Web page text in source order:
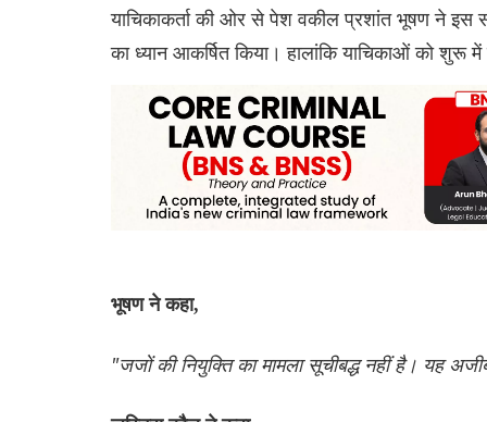
याचिकाकर्ता की ओर से पेश वकील प्रशांत भूषण ने
का ध्यान आकर्षित किया। हालांकि याचिकाओं को शुरू
भूषण ने कहा,
"जजों की नियुक्ति का मामला सूचीबद्ध नहीं है। यह